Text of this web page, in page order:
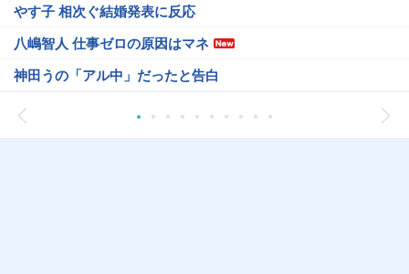
やす子 相次ぐ結婚発表に反応
八嶋智人 仕事ゼロの原因はマネ
神田うの「アル中」だったと告白